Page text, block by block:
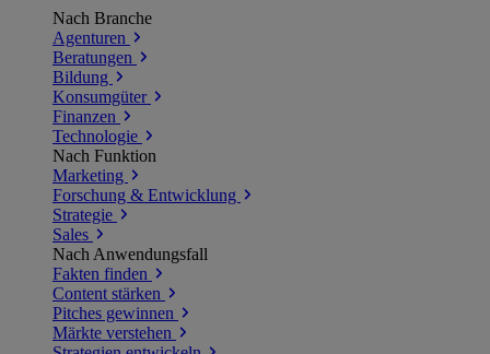
Nach Branche
Agenturen
Beratungen
Bildung
Konsumgüter
Finanzen
Technologie
Nach Funktion
Marketing
Forschung & Entwicklung
Strategie
Sales
Nach Anwendungsfall
Fakten finden
Content stärken
Pitches gewinnen
Märkte verstehen